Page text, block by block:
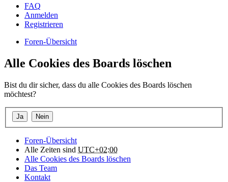
FAQ
Anmelden
Registrieren
Foren-Übersicht
Alle Cookies des Boards löschen
Bist du dir sicher, dass du alle Cookies des Boards löschen
möchtest?
Foren-Übersicht
Alle Zeiten sind UTC+02:00
Alle Cookies des Boards löschen
Das Team
Kontakt